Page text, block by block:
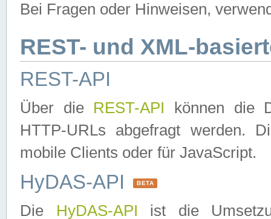
Bei Fragen oder Hinweisen,
REST- und XML-
REST-API
Über die REST-API können die
HTTP-URLs abgefragt werden.
mobile Clients oder für JavaScript.
HyDAS-API BETA
Die HyDAS-API ist die